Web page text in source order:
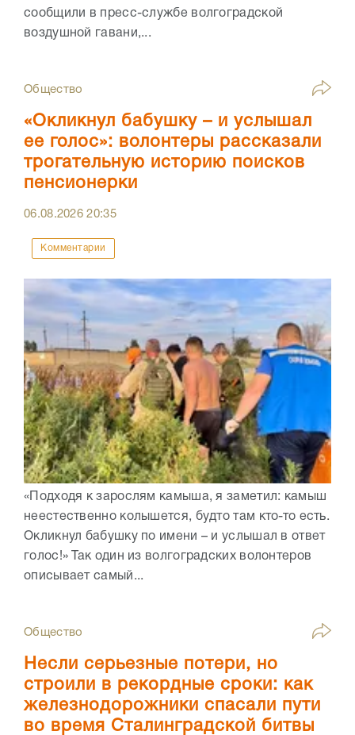
сообщили в пресс-службе волгоградской
воздушной гавани,...
Общество
«Окликнул бабушку – и услышал
ее голос»: волонтеры рассказали
трогательную историю поисков
пенсионерки
06.08.202620:35
Комментарии
«Подходя к зарослям камыша, я заметил: камыш
неестественно колышется, будто там кто-то есть.
Окликнул бабушку по имени – и услышал в ответ
голос!» Так один из волгоградских волонтеров
описывает самый...
Общество
Несли серьезные потери, но
строили в рекордные сроки: как
железнодорожники спасали пути
во время Сталинградской битвы